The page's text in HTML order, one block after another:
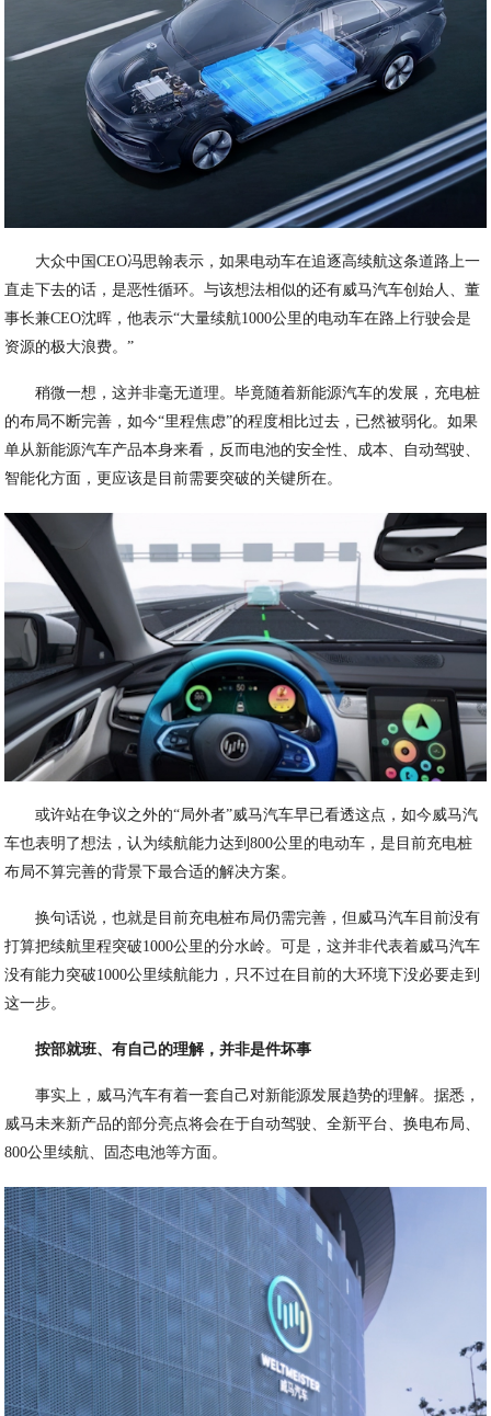
大众中国CEO冯思翰表示，如果电动车在追逐高续航这条道路上一
直走下去的话，是恶性循环。与该想法相似的还有威马汽车创始人、董
事长兼CEO沈晖，他表示“大量续航1000公里的电动车在路上行驶会是
资源的极大浪费。”
稍微一想，这并非毫无道理。毕竟随着新能源汽车的发展，充电桩
的布局不断完善，如今“里程焦虑”的程度相比过去，已然被弱化。如果
单从新能源汽车产品本身来看，反而电池的安全性、成本、自动驾驶、
智能化方面，更应该是目前需要突破的关键所在。
或许站在争议之外的“局外者”威马汽车早已看透这点，如今威马汽
车也表明了想法，认为续航能力达到800公里的电动车，是目前充电桩
布局不算完善的背景下最合适的解决方案。
换句话说，也就是目前充电桩布局仍需完善，但威马汽车目前没有
打算把续航里程突破1000公里的分水岭。可是，这并非代表着威马汽车
没有能力突破1000公里续航能力，只不过在目前的大环境下没必要走到
这一步。
按部就班、有自己的理解，并非是件坏事
事实上，威马汽车有着一套自己对新能源发展趋势的理解。据悉，
威马未来新产品的部分亮点将会在于自动驾驶、全新平台、换电布局、
800公里续航、固态电池等方面。